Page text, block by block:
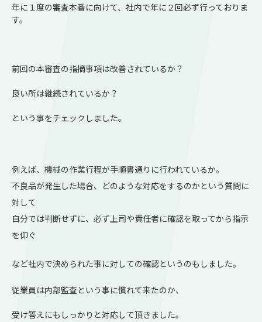
年に１度の審査本番に向けて、社内で年に２回必ず行っておりま
す。
前回の本審査の指摘事項は改善されているか？
良い所は継続されているか？
という事をチェックしました。
例えば、機械の作業行程が手順書通りに行われているか。
不良品が発生した場合、どのような対応をするのかという質問に
対して
自分では判断せずに、必ず上司や責任者に確認を取ってから指示
を仰ぐ
など社内で決められた事に対しての確認というのもしました。
従業員は内部監査という事に慣れて来たのか、
受け答えにもしっかりと対応して頂きました。